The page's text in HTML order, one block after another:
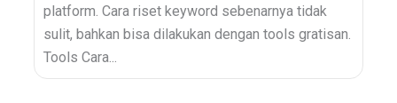
platform. Cara riset keyword sebenarnya tidak
sulit, bahkan bisa dilakukan dengan tools gratisan.
Tools Cara...